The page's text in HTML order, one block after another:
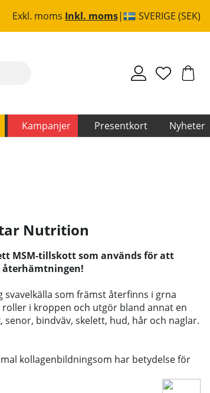
Exkl. moms Inkl. moms SVERIGE (SEK)
Kampanjer Presentkort Nyheter
Nutrition
MSM-tillskott som används för att
som främst återfinns i grna
i kroppen och utgör bland annat en
bindväv, skelett, hud, hår och naglar.
kollagenbildningsom har betydelse för